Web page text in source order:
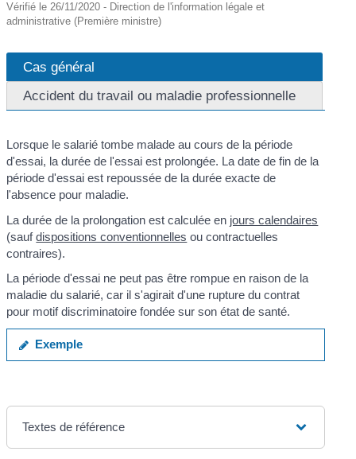
Vérifié le 26/11/2020 - Direction de l'information légale et
administrative (Première ministre)
Cas général
Accident du travail ou maladie professionnelle
Lorsque le salarié tombe malade au cours de la période
d'essai, la durée de l'essai est prolongée. La date de fin de la
période d'essai est repoussée de la durée exacte de
l'absence pour maladie.
La durée de la prolongation est calculée en jours calendaires
(saufdispositions conventionnelles ou contractuelles
contraires).
La période d'essai ne peut pas être rompue en raison de la
maladie du salarié, car il s'agirait d'une rupture du contrat
pour motif discriminatoire fondée sur son état de santé.
Exemple
Textes de référence